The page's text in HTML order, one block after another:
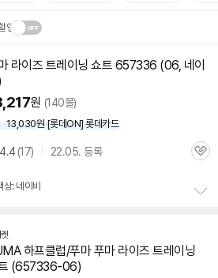
인
라이즈 트레이닝 쇼트 657336 (06, 네이
원 (140몰)
13,030원 [롯데ON] 롯데카드
4.4 (상
리
17) 22.05. 등록
관
상: 네이비
하프클럽/푸마 푸마 라이즈 트레이닝
(657336-06)